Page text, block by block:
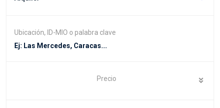
Ubicación, ID-MIO o palabra clave
Precio